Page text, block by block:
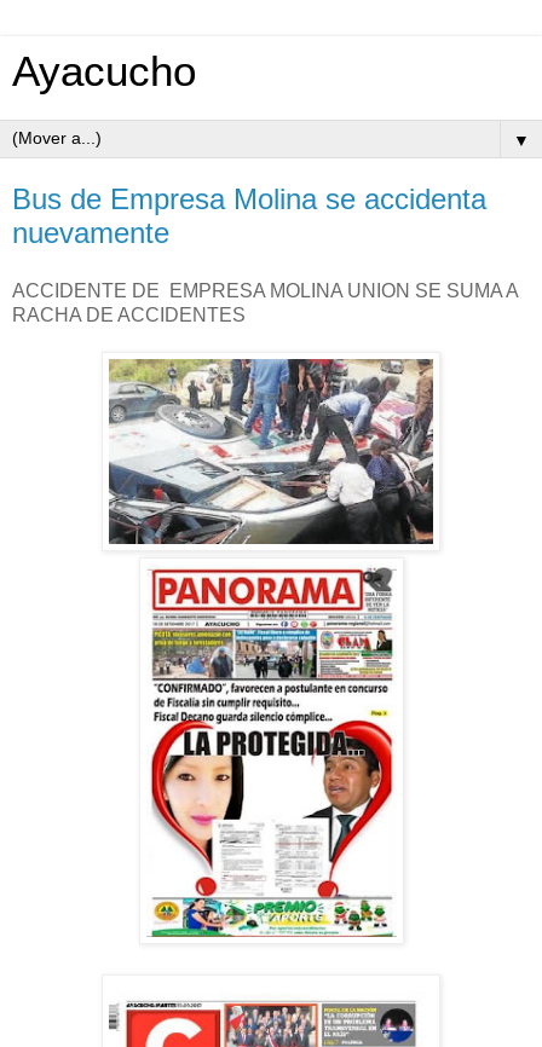
Ayacucho
▼
Bus de Empresa Molina se accidenta
nuevamente
ACCIDENTE DE EMPRESA MOLINA UNION SE SUMA A
RACHA DE ACCIDENTES